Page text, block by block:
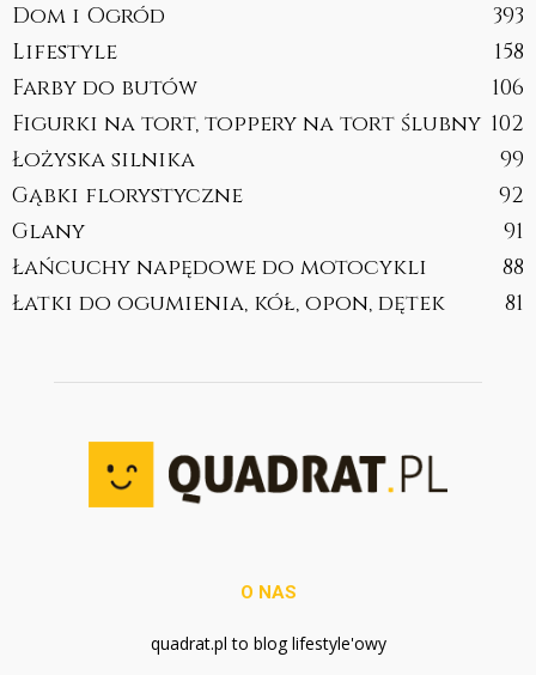
Dom i Ogród
393
Lifestyle
158
Farby do butów
106
Figurki na tort, toppery na tort ślubny 102
Łożyska silnika
99
Gąbki florystyczne
92
Glany
91
Łańcuchy napędowe do motocykli
88
Łatki do ogumienia, kół, opon, dętek
81
O NAS
quadrat.pl to blog lifestyle'owy